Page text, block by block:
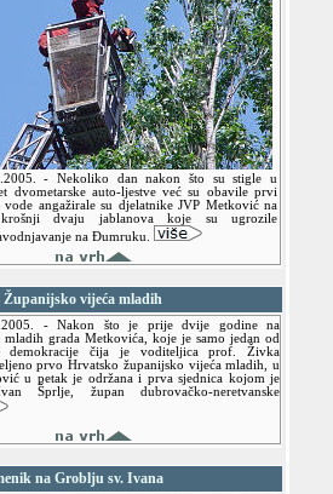
- Nekoliko dan nakon što su stigle u
dvometarske auto-ljestve već su obavile prvi
vode angažirale su djelatnike JVP Metković na
krošnji dvaju jablanova koje su ugrozile
na Đumruku.
vijeća mladih
- Nakon što je prije dvije godine na
grada Metkovića, koje je samo jedan od
demokracije čija je voditeljica prof. Živka
prvo Hrvatsko županijsko vijeća mladih, u
u petak je održana i prva sjednica kojom je
Šprlje, župan dubrovačko-neretvanske
na Groblju sv. Ivana